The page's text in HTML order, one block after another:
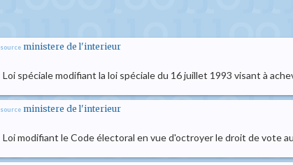
source ministere de l'interieur
Loi spéciale modifiant la loi spéciale du 16 juillet 1993 visant à
source ministere de l'interieur
Loi modifiant le Code électoral en vue d'octroyer le droit de vote